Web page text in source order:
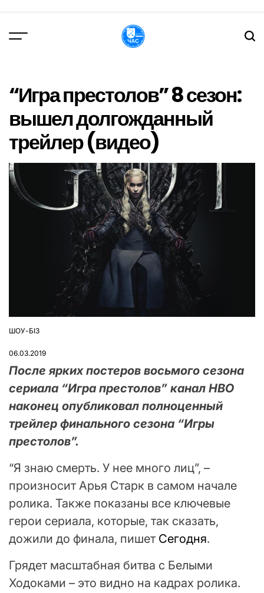
вмісту
“Игра престолов” 8 сезон:
вышел долгожданный
трейлер (видео)
ОПУБЛІКУВАТИ
ШОУ-БІЗ
06.03.2019
После ярких постеров восьмого сезона
сериала “Игра престолов” канал HBO
наконец опубликовал полноценный
трейлер финального сезона “Игры
престолов”.
“Я знаю смерть. У нее много лиц”, –
произносит Арья Старк в самом начале
ролика. Также показаны все ключевые
герои сериала, которые, так сказать,
дожили до финала, пишет Сегодня.
Грядет масштабная битва с Белыми
Ходоками – это видно на кадрах ролика.